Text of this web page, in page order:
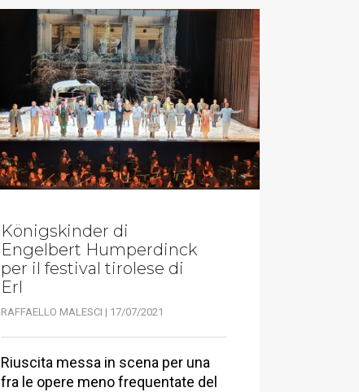
Königskinder di
Engelbert Humperdinck
per il festival tirolese di
Erl
RAFFAELLO MALESCI | 17/07/2021
Riuscita messa in scena per una
fra le opere meno frequentate del